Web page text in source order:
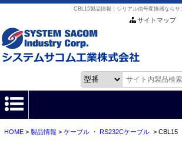
CBL15製品情報｜シリアル信号変換器ならサ
サイトマップ
HOME
HOME> 製品情報 > ケーブル・ RS232Cケーブル> CBL15